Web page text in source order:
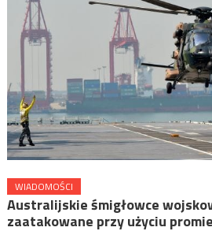
WIADOMOŚCI
Australijskie śmigłowce
zaatakowane przy użyciu